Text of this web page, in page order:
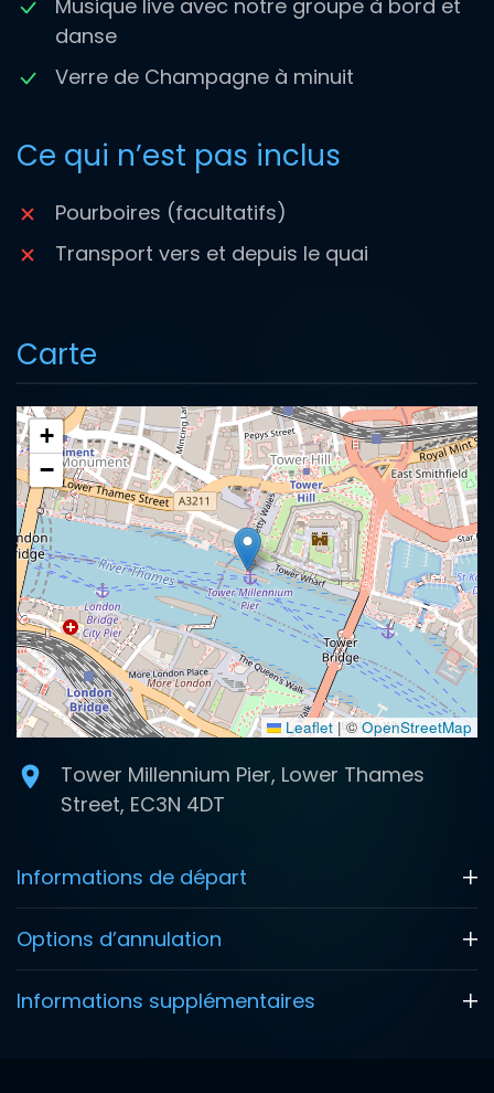
Musique live avec notre groupe à bord et
danse
Verre de Champagne à minuit
Ce qui n’est pas inclus
Pourboires (facultatifs)
Transport vers et depuis le quai
Carte
+
−
Leaflet |©OpenStreetMap
Tower Millennium Pier, Lower Thames
Street, EC3N 4DT
Informations de départ
Options d’annulation
Informations supplémentaires